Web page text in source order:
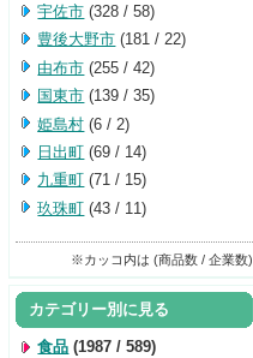
宇佐市 (328 / 58)
豊後大野市 (181 / 22)
由布市 (255 / 42)
国東市 (139 / 35)
姫島村 (6 / 2)
日出町 (69 / 14)
九重町 (71 / 15)
玖珠町 (43 / 11)
※カッコ内は (商品数 / 企業数)
カテゴリー別に見る
食品 (1987 / 589)